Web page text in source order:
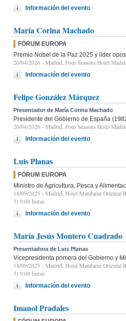
Información del evento
María Corina Machado
FÓRUM EUROPA
Premio Nobel de la Paz 2025 y líder
20/04/2026 - Madrid, Four Seasons Hotel
Información del evento
Felipe González Márquez
Presentador de María Corina Machado
Presidente del Gobierno de España
20/04/2026 - Madrid, Four Seasons Hotel
Información del evento
Luis Planas
FÓRUM EUROPA
Ministro de Agricultura, Pesca y
18/09/2025 - Madrid, Hotel Mandarin Oriental
5) 9:00 horas
Información del evento
María Jesús Montero Cuadrado
Presentadora de Luis Planas
Vicepresidenta primera del Gobierno y
18/09/2025 - Madrid, Hotel Mandarin Oriental
5) 9:00 horas
Información del evento
Imanol Pradales